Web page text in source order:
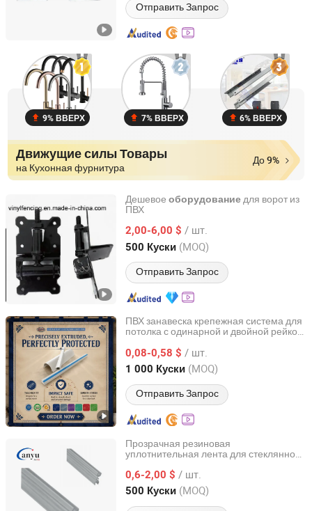
Отправить Запрос
9% ВВЕРХ 7% ВВЕРХ 6% ВВЕРХ
Движущие силы Товары
на Кухонная фурнитура
До 9%
Дешевое оборудованиедля ворот из
ПВХ
2,00-6,00 $ / шт.
500 Куски (MOQ)
Отправить Запрос
Zhejiang Showtech Outdoor Products Co., Ltd.
Zhejiang, China с 2017
ПВХ занавеска крепежная система для
потолка с одинарной и двойной рейкой
механизмом
0,08-0,58 $ / шт.
1 000 Куски (MOQ)
Отправить Запрос
Dalian Zhong Hai Tian Plastic Products Co., Ltd.
Liaoning, China с 2024
Прозрачная резиновая
уплотнительная лента для стеклянной
0,6-2,00 $ / шт.
500 Куски (MOQ)
Zhaoqing Anyu Technology Co., Ltd
Guangdong, China с 2025